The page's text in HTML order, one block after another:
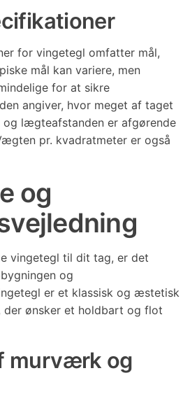
for vingetegl omfatter mål,
mål kan variere, men
for at sikre
angiver, hvor meget af taget
lægteafstanden er afgørende
pr. kvadratmeter er også
og
vingetegl til dit tag, er det
og
er et klassisk og æstetisk
der ønsker et holdbart og flot
murværk og